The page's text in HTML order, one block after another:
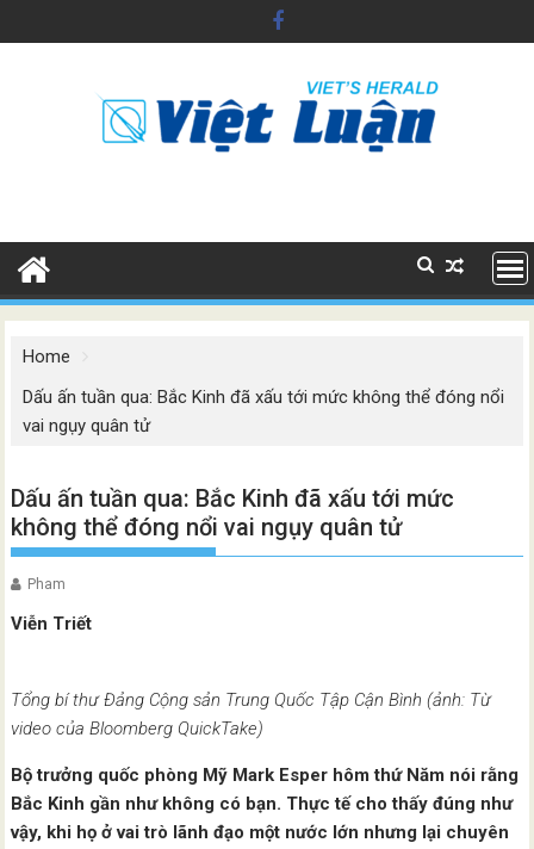
to
Home
Dấu ấn tuần qua: Bắc Kinh đã xấu tới mức không thể đóng nổi
vai ngụy quân tử
Dấu ấn tuần qua: Bắc Kinh đã xấu tới mức
không thể đóng nổi vai ngụy quân tử
Pham
Viễn Triết
Tổng bí thư Đảng Cộng sản Trung Quốc Tập Cận Bình (ảnh: Từ
video của Bloomberg QuickTake)
Bộ trưởng quốc phòng Mỹ Mark Esper hôm thứ Năm nói rằng
Bắc Kinh gần như không có bạn. Thực tế cho thấy đúng như
vậy, khi họ ở vai trò lãnh đạo một nước lớn nhưng lại chuyên